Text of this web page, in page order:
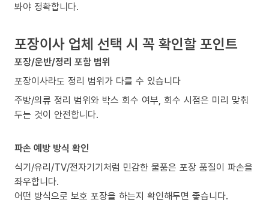
봐야 정확합니다.
포장이사 업체 선택 시 꼭 확인할 포인트
포장/운반/정리 포함 범위
포장이사라도 정리 범위가 다를 수 있습니다
주방/의류 정리 범위와 박스 회수 여부, 회수 시점은 미리 맞춰
두는 것이 안전합니다.
파손 예방 방식 확인
식기/유리/TV/전자기기처럼 민감한 물품은 포장 품질이 파손을
좌우합니다.
어떤 방식으로 보호 포장을 하는지 확인해두면 좋습니다.